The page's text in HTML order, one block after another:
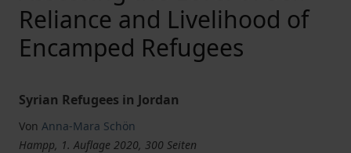
Reliance and Livelihood of
Encamped Refugees
Syrian Refugees in Jordan
Von Anna-Mara Schön
Hampp, 1. Auflage 2020, 300 Seiten